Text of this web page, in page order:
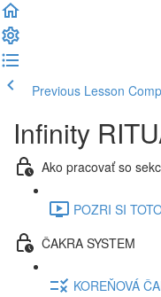
Previous Lesson
Infinity
Ako pracovať so
POZRI SI
ČAKRA SYSTEM
KOREŇOVÁ